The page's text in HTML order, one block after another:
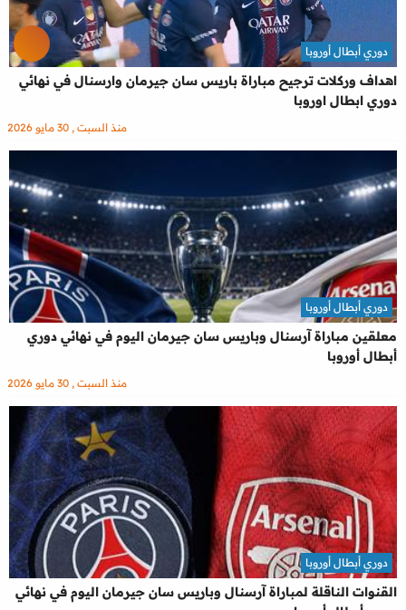
اهداف وركلات ترجيح مباراة باريس سان جيرمان وارسنال في نهائي
دوري ابطال اوروبا
دوري أبطال أوروبا
منذ السبت , 30 مايو 2026
معلقين مباراة آرسنال وباريس سان جيرمان اليوم في نهائي دوري
أبطال أوروبا
دوري أبطال أوروبا
منذ السبت , 30 مايو 2026
القنوات الناقلة لمباراة آرسنال وباريس سان جيرمان اليوم في نهائي
دوري أبطال أوروبا